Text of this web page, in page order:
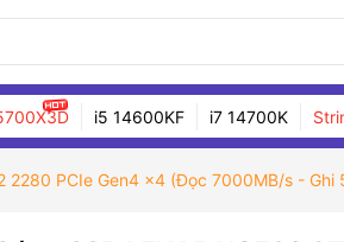
i5 14600KF i7 14700K
2280 PCIe Gen4 x4 (Đọc 7000MB/s -